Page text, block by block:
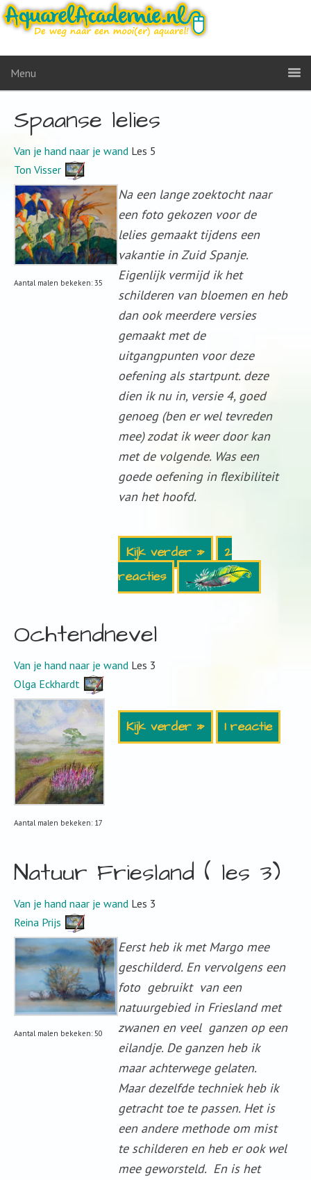
Menu
Spaanse lelies
Van je hand naar je wand Les 5
Ton Visser
Aantal malen bekeken: 35
Na een lange zoektocht naar
een foto gekozen voor de
lelies gemaakt tijdens een
vakantie in Zuid Spanje.
Eigenlijk vermijd ik het
schilderen van bloemen en heb
dan ook meerdere versies
gemaakt met de
uitgangpunten voor deze
oefening als startpunt. deze
dien ik nu in, versie 4, goed
genoeg (ben er wel tevreden
mee) zodat ik weer door kan
met de volgende. Was een
goede oefening in flexibiliteit
van het hoofd.
Kijk verder »
2
reacties
Ochtendnevel
Van je hand naar je wand Les 3
Olga Eckhardt
Aantal malen bekeken: 17
Kijk verder » 1 reactie
Natuur Friesland ( les 3)
Van je hand naar je wand Les 3
Reina Prijs
Aantal malen bekeken: 50
Eerst heb ik met Margo mee
geschilderd. En vervolgens een
foto gebruikt van een
natuurgebied in Friesland met
zwanen en veel ganzen op een
eilandje. De ganzen heb ik
maar achterwege gelaten.
Maar dezelfde techniek heb ik
getracht toe te passen. Het is
een andere methode om mist
te schilderen en heb er ook wel
mee geworsteld. En is het